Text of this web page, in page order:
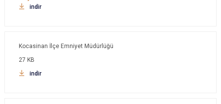
indir
Kocasinan İlçe Emniyet Müdürlüğü
27 KB
indir